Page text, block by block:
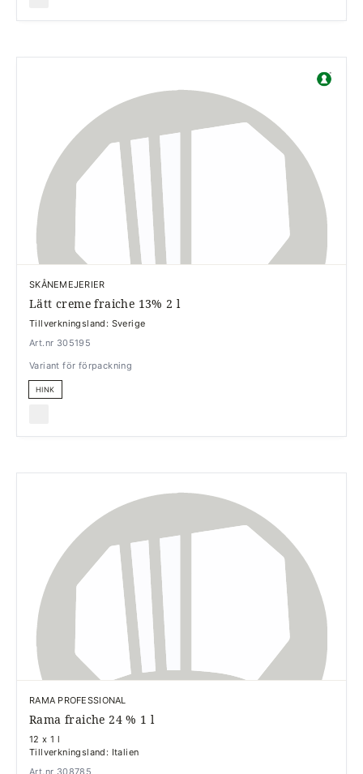
SKÅNEMEJERIER
Lätt creme fraiche 13% 2 l
Tillverkningsland: Sverige
Art.nr 305195
Variant för förpackning
HINK
RAMA PROFESSIONAL
Rama fraiche 24 % 1 l
12 x 1 l
Tillverkningsland: Italien
Art.nr 308785